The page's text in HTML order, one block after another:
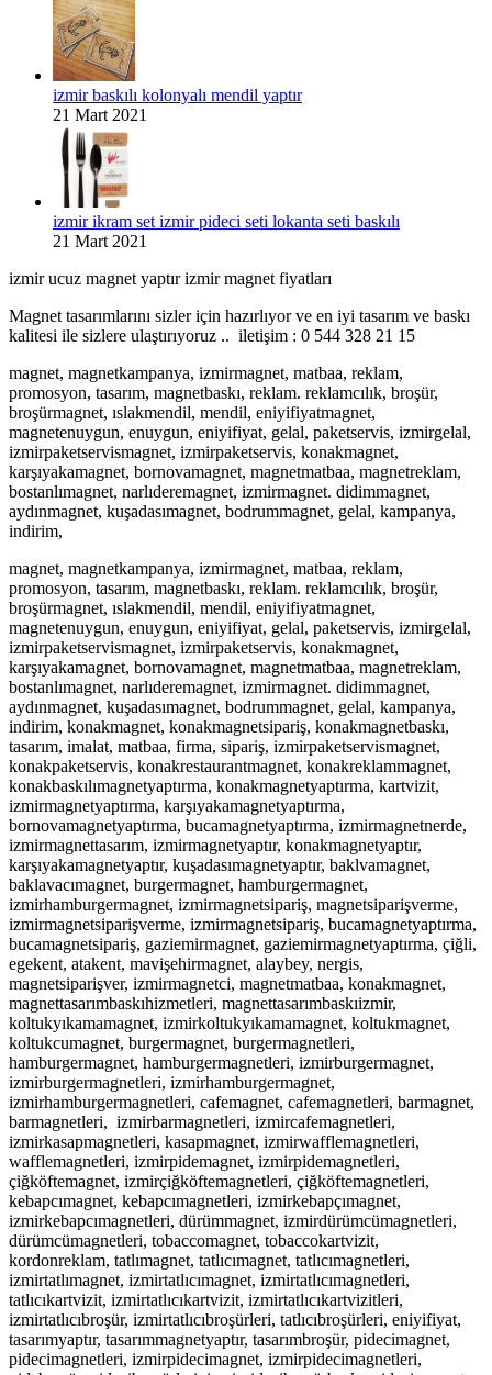
izmir baskılı kolonyalı mendil yaptır
21 Mart 2021
izmir ikram set izmir pideci seti lokanta seti baskılı
21 Mart 2021
izmir ucuz magnet yaptır izmir magnet fiyatları
Magnet tasarımlarını sizler için hazırlıyor ve en iyi tasarım ve baskı
kalitesi ile sizlere ulaştırıyoruz .. iletişim : 0 544 328 21 15
magnet, magnetkampanya, izmirmagnet, matbaa, reklam,
promosyon, tasarım, magnetbaskı, reklam. reklamcılık, broşür,
broşürmagnet, ıslakmendil, mendil, eniyifiyatmagnet,
magnetenuygun, enuygun, eniyifiyat, gelal, paketservis, izmirgelal,
izmirpaketservismagnet, izmirpaketservis, konakmagnet,
karşıyakamagnet, bornovamagnet, magnetmatbaa, magnetreklam,
bostanlımagnet, narlıderemagnet, izmirmagnet. didimmagnet,
aydınmagnet, kuşadasımagnet, bodrummagnet, gelal, kampanya,
indirim,
magnet, magnetkampanya, izmirmagnet, matbaa, reklam,
promosyon, tasarım, magnetbaskı, reklam. reklamcılık, broşür,
broşürmagnet, ıslakmendil, mendil, eniyifiyatmagnet,
magnetenuygun, enuygun, eniyifiyat, gelal, paketservis, izmirgelal,
izmirpaketservismagnet, izmirpaketservis, konakmagnet,
karşıyakamagnet, bornovamagnet, magnetmatbaa, magnetreklam,
bostanlımagnet, narlıderemagnet, izmirmagnet. didimmagnet,
aydınmagnet, kuşadasımagnet, bodrummagnet, gelal, kampanya,
indirim, konakmagnet, konakmagnetsipariş, konakmagnetbaskı,
tasarım, imalat, matbaa, firma, sipariş, izmirpaketservismagnet,
konakpaketservis, konakrestaurantmagnet, konakreklammagnet,
konakbaskılımagnetyaptırma, konakmagnetyaptırma, kartvizit,
izmirmagnetyaptırma, karşıyakamagnetyaptırma,
bornovamagnetyaptırma, bucamagnetyaptırma, izmirmagnetnerde,
izmirmagnettasarım, izmirmagnetyaptır, konakmagnetyaptır,
karşıyakamagnetyaptır, kuşadasımagnetyaptır, baklvamagnet,
baklavacımagnet, burgermagnet, hamburgermagnet,
izmirhamburgermagnet, izmirmagnetsipariş, magnetsiparişverme,
izmirmagnetsiparişverme, izmirmagnetsipariş, bucamagnetyaptırma,
bucamagnetsipariş, gaziemirmagnet, gaziemirmagnetyaptırma, çiğli,
egekent, atakent, mavişehirmagnet, alaybey, nergis,
magnetsiparişver, izmirmagnetci, magnetmatbaa, konakmagnet,
magnettasarımbaskıhizmetleri, magnettasarımbaskıizmir,
koltukyıkamamagnet, izmirkoltukyıkamamagnet, koltukmagnet,
koltukcumagnet, burgermagnet, burgermagnetleri,
hamburgermagnet, hamburgermagnetleri, izmirburgermagnet,
izmirburgermagnetleri, izmirhamburgermagnet,
izmirhamburgermagnetleri, cafemagnet, cafemagnetleri, barmagnet,
barmagnetleri, izmirbarmagnetleri, izmircafemagnetleri,
izmirkasapmagnetleri, kasapmagnet, izmirwafflemagnetleri,
wafflemagnetleri, izmirpidemagnet, izmirpidemagnetleri,
çiğköftemagnet, izmirçiğköftemagnetleri, çiğköftemagnetleri,
kebapcımagnet, kebapcımagnetleri, izmirkebapçımagnet,
izmirkebapcımagnetleri, dürümmagnet, izmirdürümcümagnetleri,
dürümcümagnetleri, tobaccomagnet, tobaccokartvizit,
kordonreklam, tatlımagnet, tatlıcımagnet, tatlıcımagnetleri,
izmirtatlımagnet, izmirtatlıcımagnet, izmirtatlıcımagnetleri,
tatlıcıkartvizit, izmirtatlıcıkartvizit, izmirtatlıcıkartvizitleri,
izmirtatlıcıbroşür, izmirtatlıcıbroşürleri, tatlıcıbroşürleri, eniyifiyat,
tasarımyaptır, tasarımmagnetyaptır, tasarımbroşür, pidecimagnet,
pidecimagnetleri, izmirpidecimagnet, izmirpidecimagnetleri,